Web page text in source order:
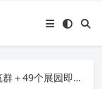
，覆盖全场景技能
个展园即将亮相！
个展园即将亮相！